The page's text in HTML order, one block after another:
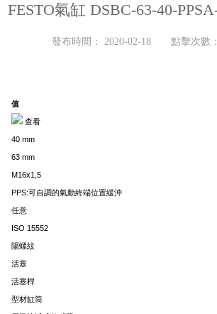
FESTO氣缸 DSBC-63-40-
發布時間： 2020-02-18 點擊次數
值
查看
40 mm
63 mm
M16x1,5
PPS:可自調的氣動終端位置緩沖
任意
ISO 15552
陽螺紋
活塞
活塞桿
型材缸筒